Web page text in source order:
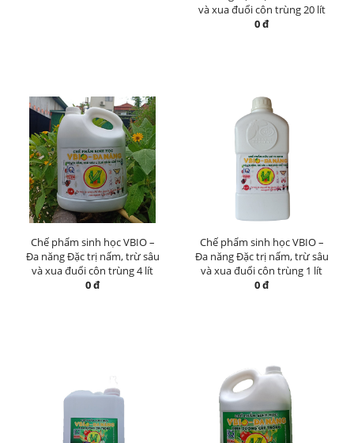
và xua đuổi côn trùng 20 lít
0 đ
Chế phẩm sinh học VBIO –
Đa năng Đặc trị nấm, trừ sâu
và xua đuổi côn trùng 4 lít
0 đ
Chế phẩm sinh học VBIO –
Đa năng Đặc trị nấm, trừ sâu
và xua đuổi côn trùng 1 lít
0 đ